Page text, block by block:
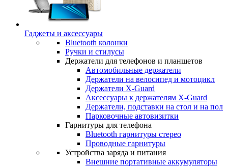
Гаджеты и аксессуары
Bluetooth колонки
Ручки и стилусы
Держатели для телефонов и планшетов
Автомобильные держатели
Держатели на велосипед и мотоцикл
Держатели X-Guard
Аксессуары к держателям X-Guard
Держатели, подставки на стол и на пол
Парковочные автовизитки
Гарнитуры для телефона
Bluetooth гарнитуры стерео
Проводные гарнитуры
Устройства заряда и питания
Внешние портативные аккумуляторы